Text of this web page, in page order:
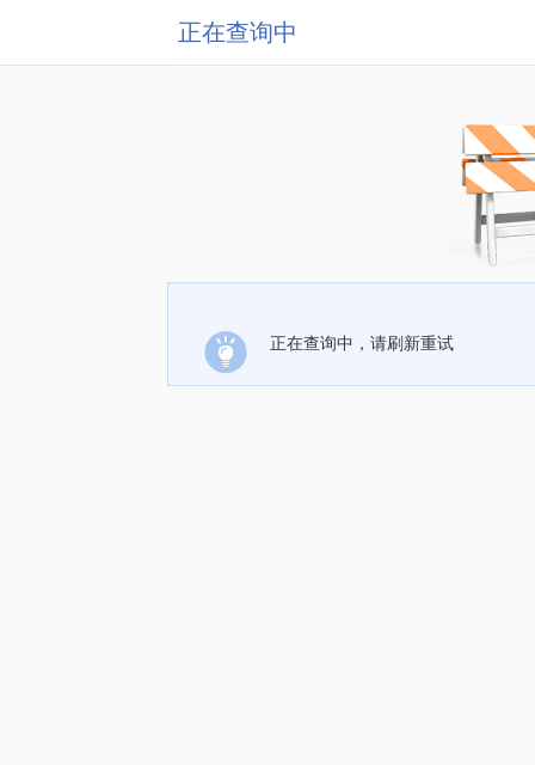
正在查询中
正在查询中，请刷新重试